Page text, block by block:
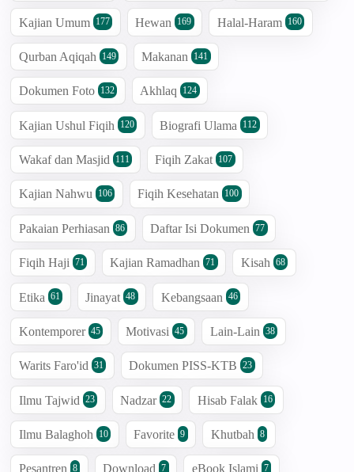
Kajian Umum 177 Hewan 169 Halal-Haram 160
Qurban Aqiqah 149 Makanan 141
Dokumen Foto 132 Akhlaq 124
Kajian Ushul Fiqih 120 Biografi Ulama 112
Wakaf dan Masjid 111 Fiqih Zakat 107
Kajian Nahwu 106 Fiqih Kesehatan 100
Pakaian Perhiasan 86 Daftar Isi Dokumen 77
Fiqih Haji 71 Kajian Ramadhan 71 Kisah 68
Etika 61 Jinayat 48 Kebangsaan 46
Kontemporer 45 Motivasi 45 Lain-Lain 38
Warits Faro'id 31 Dokumen PISS-KTB 23
Ilmu Tajwid 23 Nadzar 22 Hisab Falak 16
Ilmu Balaghoh 10 Favorite 9 Khutbah 8
Pesantren 8 Download 7 eBook Islami 7